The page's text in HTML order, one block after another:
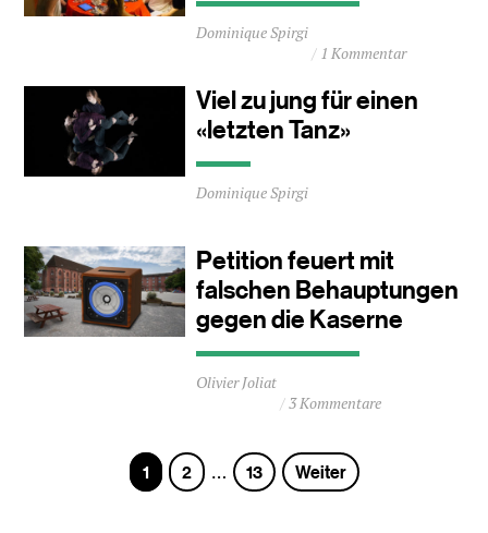
Durchschnittliche
Lesezeit
Minuten
Dominique Spirgi
1 Kommentar
Viel zu jung für einen
«letzten Tanz»
Durchschnittliche
Lesezeit
Minuten
Dominique Spirgi
Petition feuert mit
falschen Behauptungen
gegen die Kaserne
Durchschnittliche
Lesezeit
Minuten
Olivier Joliat
3 Kommentare
Seite
1 Seite
2 … Seite
13 Weiter